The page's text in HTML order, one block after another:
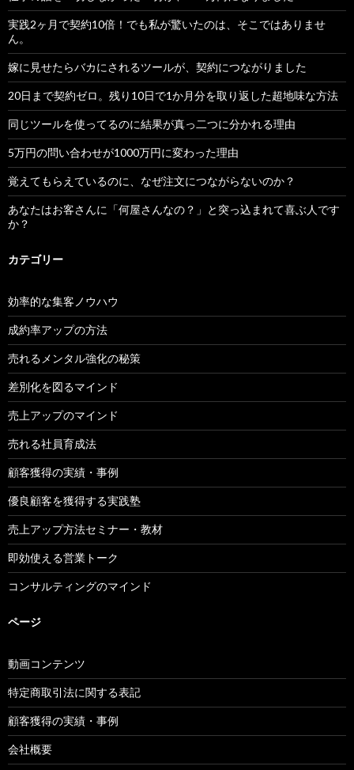
実践2ヶ月で契約10倍！でも私が驚いたのは、そこではありませ
ん。
嫁に見せたらバカにされるツールが、契約につながりました
20日まで契約ゼロ。残り10日で1か月分を取り返した超地味な方法
同じツールを使ってるのに結果が真っ二つに分かれる理由
5万円の問い合わせが1000万円に変わった理由
覚えてもらえているのに、なぜ注文につながらないのか？
あなたはお客さんに「何屋さんなの？」と突っ込まれて喜ぶ人です
か？
カテゴリー
効率的な集客ノウハウ
成約率アップの方法
売れるメンタル強化の秘策
差別化を図るマインド
売上アップのマインド
売れる社員育成法
顧客獲得の実績・事例
優良顧客を獲得する実践塾
売上アップ方法セミナー・教材
即効使える営業トーク
コンサルティングのマインド
ページ
動画コンテンツ
特定商取引法に関する表記
顧客獲得の実績・事例
会社概要